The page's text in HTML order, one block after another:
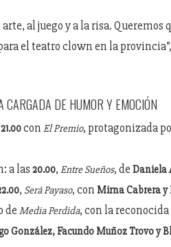
al juego y a la risa. Queremos
el teatro clown en la
CARGADA DE HUMOR Y EMOCIÓN
con El Premio, protagonizada
a las 20.00, Entre Sueños, de Daniela
, Será Payaso, con Mirna Cabrera
de Media Perdida, con la
González, Facundo Muñoz Trovo y